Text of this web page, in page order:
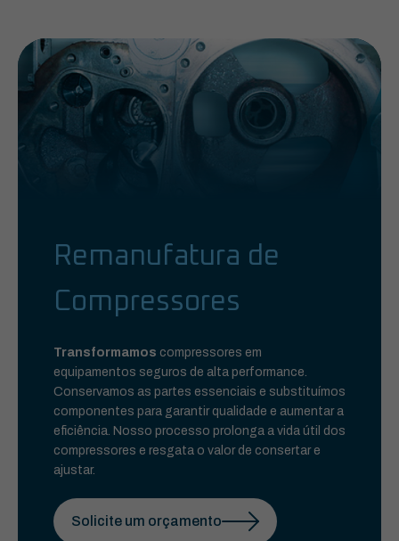
Remanufatura de
Compressores
Transformamos compressores em
equipamentos seguros de alta performance.
Conservamos as partes essenciais e substituímos
componentes para garantir qualidade e aumentar a
eficiência. Nosso processo prolonga a vida útil dos
compressores e resgata o valor de consertar e
ajustar.
Solicite um orçamento